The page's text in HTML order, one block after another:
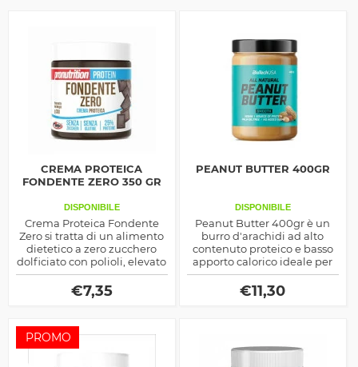
CREMA PROTEICA
FONDENTE ZERO 350 GR
DISPONIBILE
Crema Proteica Fondente
Zero si tratta di un alimento
dietetico a zero zucchero
dolficiato con polioli, elevato
apporto in proteine isolate
dal siero e dalla soia, include
un 6% di fibra alimentare
€7,35
PEANUT BUTTER 400GR
DISPONIBILE
Peanut Butter 400gr è un
burro d'arachidi ad alto
contenuto proteico e basso
apporto calorico ideale per
essere utilizato per la prima
colazione o per lo spuntino
di metà giornata
€11,30
PROMO